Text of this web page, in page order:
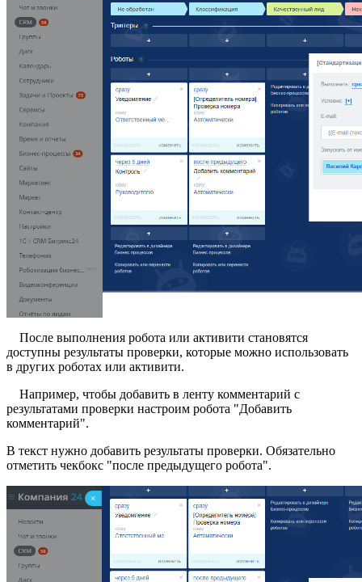
После выполнения робота или активити становятся
доступны результаты проверки, которые можно использовать
в других роботах или активити.
Например, чтобы добавить в ленту комментарий с
результатами проверки настроим робота "Добавить
комментарий".
В текст нужно добавить результаты проверки. Обязательно
отметить чекбокс "после предыдущего робота".